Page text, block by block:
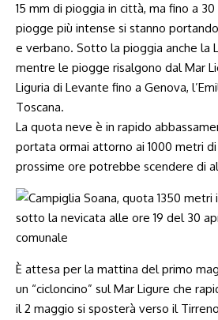
15 mm di pioggia in città, ma fino a
piogge più intense si stanno
e verbano. Sotto la pioggia anche la
mentre le piogge risalgono dal Mar
Liguria di Levante fino a Genova,
Toscana.
La quota neve è in rapido
portata ormai attorno ai 1000 metri
prossime ore potrebbe scendere di
È attesa per la mattina del primo
un “cicloncino” sul Mar Ligure che
il 2 maggio si sposterà verso il